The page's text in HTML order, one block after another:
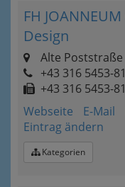
FH
Design
Alte Poststraße
+43 316 5453-
+43 316 5453-
Webseite
E-Mail
Eintrag ändern
Kategorien